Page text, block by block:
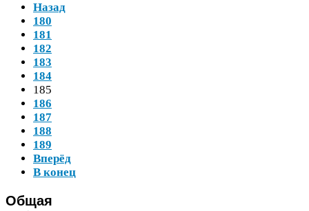
Назад
180
181
182
183
184
185
186
187
188
189
Вперёд
В конец
Общая